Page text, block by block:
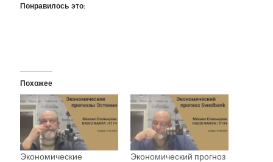
Понравилось это:
Похожее
Экономические
Экономический прогноз